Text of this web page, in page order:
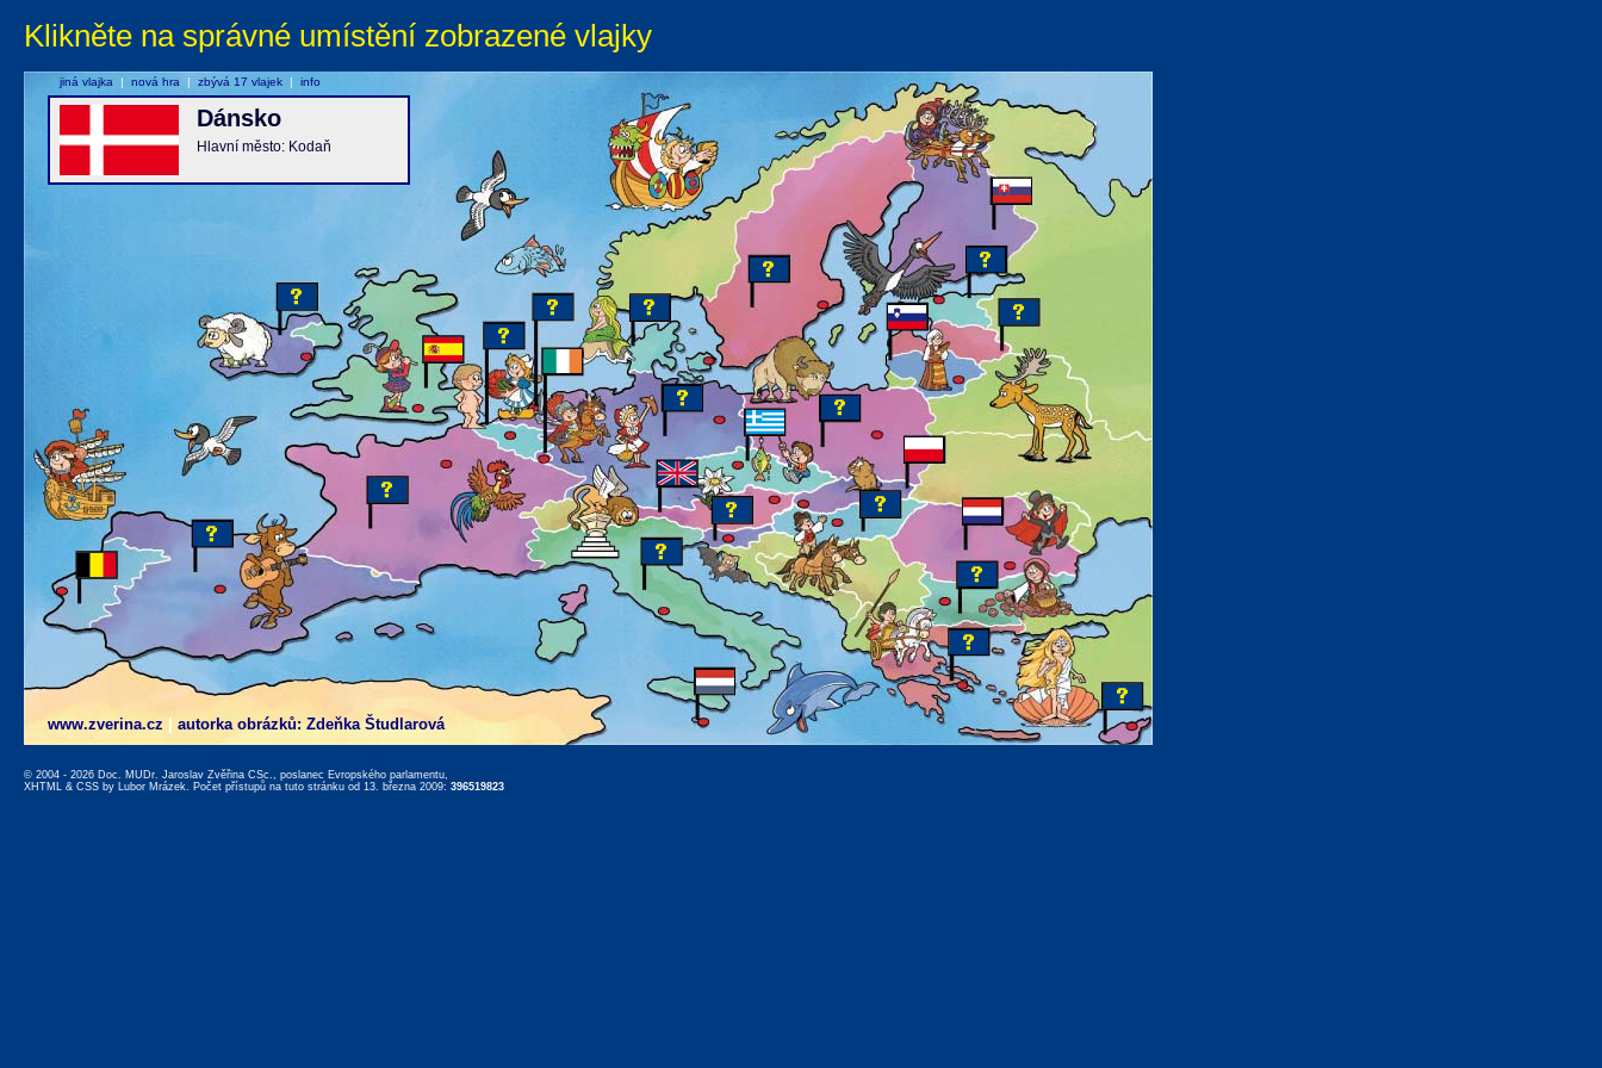
Klikněte na správné umístění zobrazené vlajky
www.zverina.cz autorka obrázků: Zdeňka Študlarová
Dánsko
Hlavní město: Kodaň
jiná vlajka | nová hra | zbývá 17 vlajek | info
© 2004 - 2026 Doc. MUDr. Jaroslav Zvěřina CSc., poslanec Evropského parlamentu,
XHTML & CSS by Lubor Mrázek. Počet přístupů na tuto stránku od 13. března 2009: 396519823